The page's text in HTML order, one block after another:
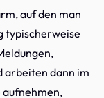
auf den man
typischerweise
arbeiten dann im
aufnehmen,